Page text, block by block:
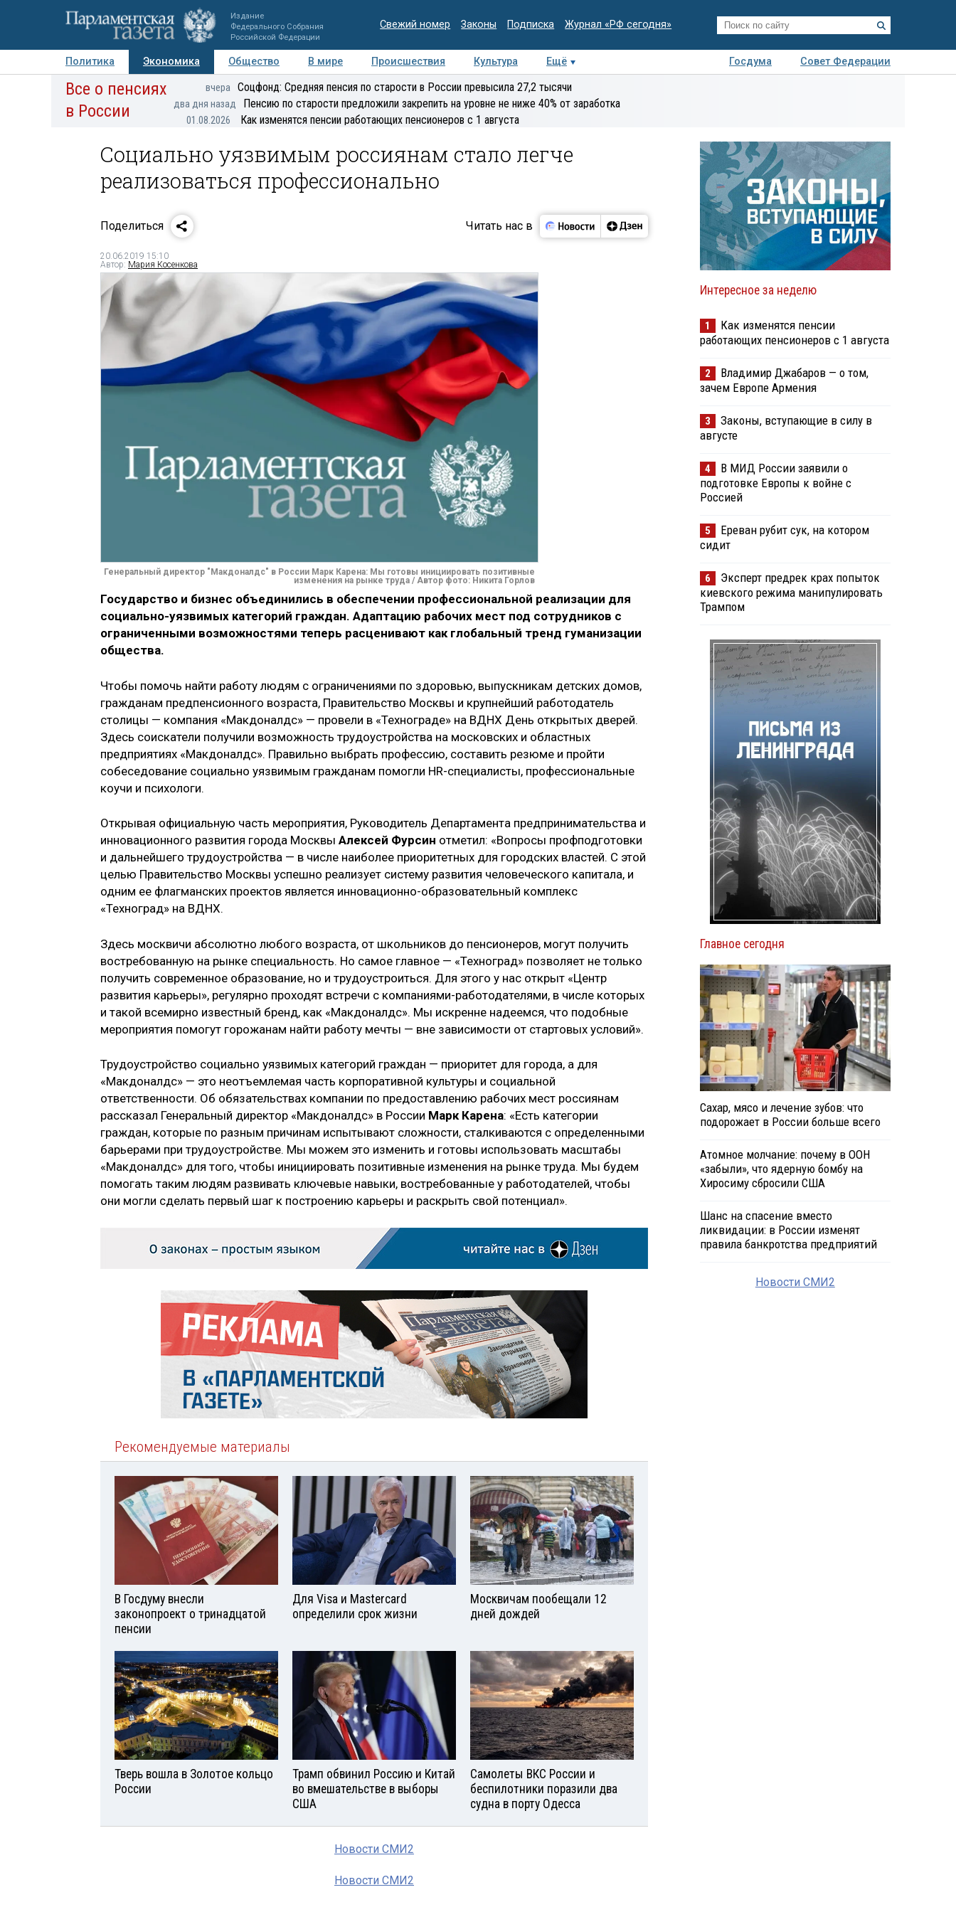
Издание
Федерального Собрания
Российской Федерации
Свежий номер Законы Подписка Журнал «РФ сегодня»
Политика Экономика Общество В мире Происшествия Культура Ещё Госдума
Совет Федерации
Авторы Персоны Мнения Регионы Медиацентр Интервью Колумнисты
экспертиза
Все о пенсиях
в России
вчера Соцфонд: Средняя пенсия по старости в России превысила 27,2 тысячи
два дня назад Пенсию по старости предложили закрепить на уровне не ниже 40% от заработка
01.08.2026 Как изменятся пенсии работающих пенсионеров с 1 августа
Социально уязвимым россиянам стало легче
реализоваться профессионально
Поделиться Читать нас в
20.06.2019 15:10
Автор: Мария Косенкова
Генеральный директор "Макдоналдс" в России Марк Карена: Мы готовы инициировать позитивные
изменения на рынке труда / Автор фото: Никита Горлов
Государство и бизнес объединились в обеспечении профессиональной реализации для
социально-уязвимых категорий граждан. Адаптацию рабочих мест под сотрудников с
ограниченными возможностями теперь расценивают как глобальный тренд гуманизации
общества.
Чтобы помочь найти работу людям с ограничениями по здоровью, выпускникам детских домов,
гражданам предпенсионного возраста, Правительство Москвы и крупнейший работодатель
столицы — компания «Макдоналдс» — провели в «Технограде» на ВДНХ День открытых дверей.
Здесь соискатели получили возможность трудоустройства на московских и областных
предприятиях «Макдоналдс». Правильно выбрать профессию, составить резюме и пройти
собеседование социально уязвимым гражданам помогли HR-специалисты, профессиональные
коучи и психологи.
Открывая официальную часть мероприятия, Руководитель Департамента предпринимательства и
инновационного развития города Москвы Алексей Фурсин отметил: «Вопросы профподготовки
и дальнейшего трудоустройства — в числе наиболее приоритетных для городских властей. С этой
целью Правительство Москвы успешно реализует систему развития человеческого капитала, и
одним ее флагманских проектов является инновационно-образовательный комплекс
«Техноград» на ВДНХ.
Здесь москвичи абсолютно любого возраста, от школьников до пенсионеров, могут получить
востребованную на рынке специальность. Но самое главное — «Техноград» позволяет не только
получить современное образование, но и трудоустроиться. Для этого у нас открыт «Центр
развития карьеры», регулярно проходят встречи с компаниями-работодателями, в числе которых
и такой всемирно известный бренд, как «Макдоналдс». Мы искренне надеемся, что подобные
мероприятия помогут горожанам найти работу мечты — вне зависимости от стартовых условий».
Трудоустройство социально уязвимых категорий граждан — приоритет для города, а для
«Макдоналдс» — это неотъемлемая часть корпоративной культуры и социальной
ответственности. Об обязательствах компании по предоставлению рабочих мест россиянам
рассказал Генеральный директор «Макдоналдс» в России Марк Карена: «Есть категории
граждан, которые по разным причинам испытывают сложности, сталкиваются с определенными
барьерами при трудоустройстве. Мы можем это изменить и готовы использовать масштабы
«Макдоналдс» для того, чтобы инициировать позитивные изменения на рынке труда. Мы будем
помогать таким людям развивать ключевые навыки, востребованные у работодателей, чтобы
они могли сделать первый шаг к построению карьеры и раскрыть свой потенциал».
Рекомендуемые материалы
В Госдуму внесли
законопроект о тринадцатой
пенсии
Для Visа и Mastercard
определили срок жизни
Москвичам пообещали 12
дней дождей
Тверь вошла в Золотое кольцо
России
Трамп обвинил Россию и Китай
во вмешательстве в выборы
США
Самолеты ВКС России и
беспилотники поразили два
судна в порту Одесса
Новости СМИ2
Новости СМИ2
Интересное за неделю
1
Как изменятся пенсии
работающих пенсионеров с 1 августа
2
Владимир Джабаров — о том,
зачем Европе Армения
3
Законы, вступающие в силу в
августе
4
В МИД России заявили о
подготовке Европы к войне с
Россией
5
Ереван рубит сук, на котором
сидит
6
Эксперт предрек крах попыток
киевского режима манипулировать
Трампом
Главное сегодня
Сахар, мясо и лечение зубов: что
подорожает в России больше всего
Атомное молчание: почему в ООН
«забыли», что ядерную бомбу на
Хиросиму сбросили США
Шанс на спасение вместо
ликвидации: в России изменят
правила банкротства предприятий
Новости СМИ2